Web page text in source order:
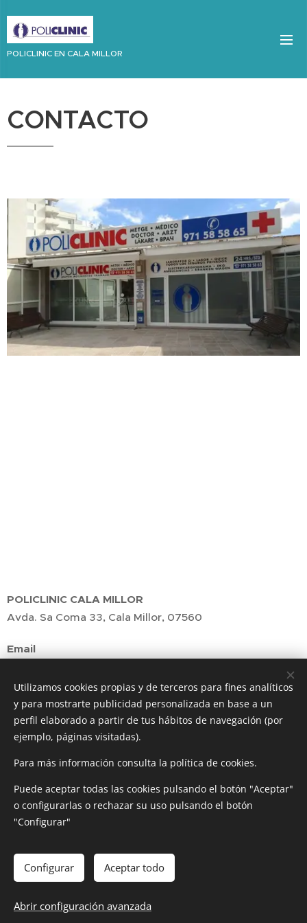
POLICLINIC EN CALA MILLOR
CONTACTO
POLICLINIC CALA MILLOR
Avda. Sa Coma 33, Cala Millor, 07560
Email
Teléfono
(+34) 971 58 58 65 / 971 58 51 65
Para programar una cita, por favor contáctanos en
horas de oficina.
Cookies
Español
English
Utilizamos cookies propias y de terceros para fines analíticos
y para mostrarte publicidad personalizada en base a un
perfil elaborado a partir de tus hábitos de navegación (por
ejemplo, páginas visitadas).
Para más información consulta la política de cookies.
Puede aceptar todas las cookies pulsando el botón "Aceptar"
o configurarlas o rechazar su uso pulsando el botón
"Configurar"
Configurar Aceptar todo
Abrir configuración avanzada